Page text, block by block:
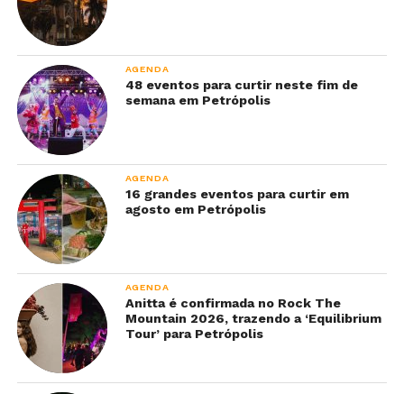
AGENDA
48 eventos para curtir neste fim de
semana em Petrópolis
AGENDA
16 grandes eventos para curtir em
agosto em Petrópolis
AGENDA
Anitta é confirmada no Rock The
Mountain 2026, trazendo a ‘Equilibrium
Tour’ para Petrópolis